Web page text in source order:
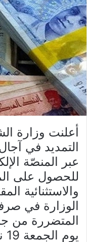
أعلنت وزارة
التمديد في
للحصول على
الوزارة في
المتضررة من